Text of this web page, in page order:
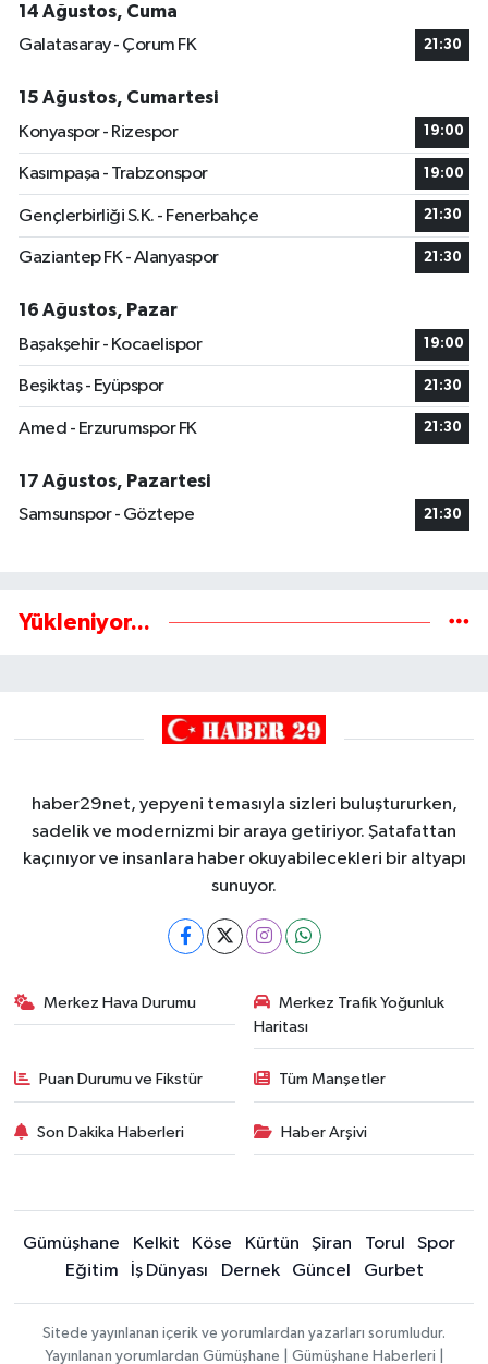
14 Ağustos, Cuma
Galatasaray - Çorum FK
21:30
15 Ağustos, Cumartesi
Konyaspor - Rizespor
19:00
Kasımpaşa - Trabzonspor 19:00
Gençlerbirliği S.K. - Fenerbahçe 21:30
Gaziantep FK - Alanyaspor 21:30
16 Ağustos, Pazar
Başakşehir - Kocaelispor
19:00
Beşiktaş - Eyüpspor 21:30
Amed - Erzurumspor FK 21:30
17 Ağustos, Pazartesi
Samsunspor - Göztepe
21:30
Yükleniyor...
haber29net, yepyeni temasıyla sizleri buluştururken,
sadelik ve modernizmi bir araya getiriyor. Şatafattan
kaçınıyor ve insanlara haber okuyabilecekleri bir altyapı
sunuyor.
Merkez Hava Durumu
Merkez Trafik Yoğunluk
Haritası
Puan Durumu ve Fikstür Tüm Manşetler
Son Dakika Haberleri Haber Arşivi
Gümüşhane Kelkit Köse Kürtün Şiran Torul
Spor
Eğitim
İş Dünyası Dernek Güncel Gurbet
Sitede yayınlanan içerik ve yorumlardan yazarları sorumludur.
Yayınlanan yorumlardan Gümüşhane | Gümüşhane Haberleri |